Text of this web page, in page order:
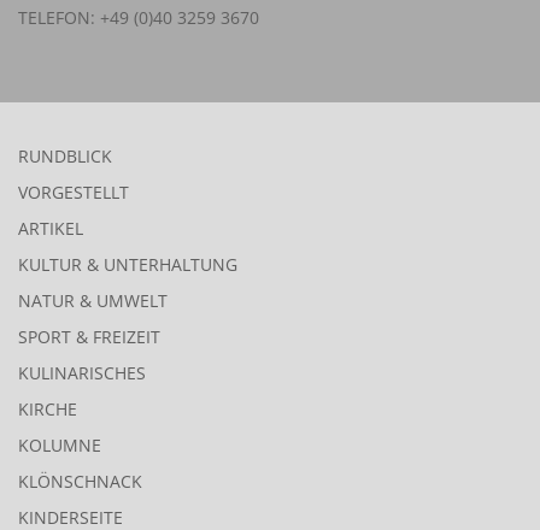
TELEFON: +49 (0)40 3259 3670
RUNDBLICK
VORGESTELLT
ARTIKEL
KULTUR & UNTERHALTUNG
NATUR & UMWELT
SPORT & FREIZEIT
KULINARISCHES
KIRCHE
KOLUMNE
KLÖNSCHNACK
KINDERSEITE